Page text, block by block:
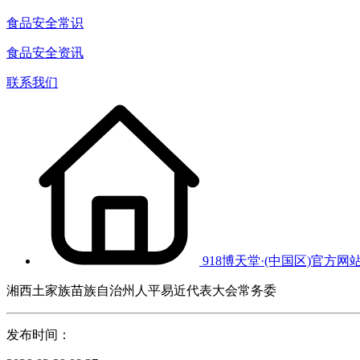
食品安全常识
食品安全资讯
联系我们
918博天堂·(中国区)官方网
湘西土家族苗族自治州人平易近代表大会常务委
发布时间：